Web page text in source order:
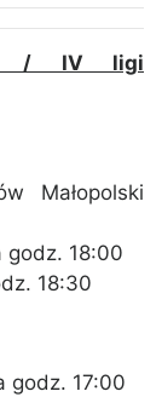
/ IV ligi
Małopolski
godz. 18:00
18:30
godz. 17:00